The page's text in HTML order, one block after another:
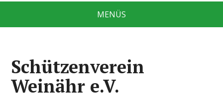
MENÜS
Schützenverein
Weinähr e.V.